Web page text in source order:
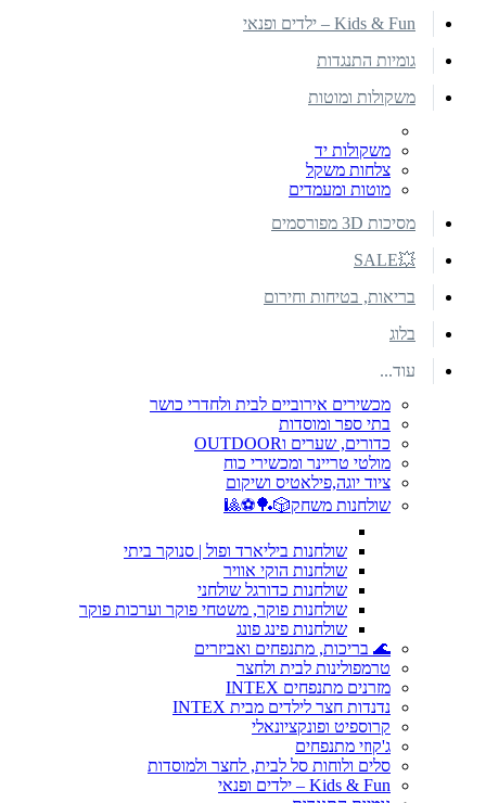
Kids & Fun – ילדים ופנאי
גומיות התנגדות
משקולות ומוטות
משקולות יד
צלחות משקל
מוטות ומעמדים
מסיכות 3D מפורסמים
💥SALE
בריאות, בטיחות וחירום
בלוג
עוד...
מכשירים אירוביים לבית ולחדרי כושר
בתי ספר ומוסדות
כדורים, שערים וOUTDOOR
מולטי טריינר ומכשירי כוח
ציוד יוגה,פילאטיס ושיקום
שולחנות משחק🎲🏓⚽🎱
שולחנות ביליארד ופול | סנוקר ביתי
שולחנות הוקי אוויר
שולחנות כדורגל שולחני
שולחנות פוקר, משטחי פוקר וערכות פוקר
שולחנות פינג פונג
🌊 בריכות, מתנפחים ואביזרים
טרמפולינות לבית ולחצר
מזרנים מתנפחים INTEX
נדנדות חצר לילדים מבית INTEX
קרוספיט ופונקציונאלי
ג'קוזי מתנפחים
סלים ולוחות סל לבית, לחצר ולמוסדות
Kids & Fun – ילדים ופנאי